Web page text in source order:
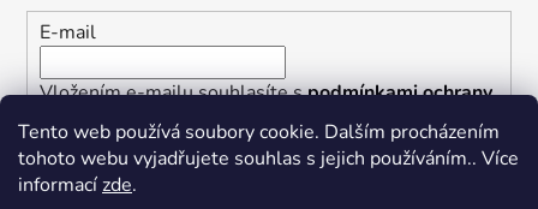
Tento web používá soubory cookie. Dalším procházením
tohoto webu vyjadřujete souhlas s jejich používáním.. Více
informacízde.
E-mail
Vložením e-mailu souhlasíte spodmínkami ochrany
osobních údajů
PŘIHLÁSIT SE